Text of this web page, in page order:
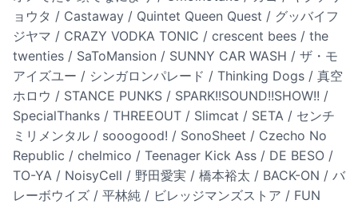
ョウタ / Castaway / Quintet Queen Quest / グッバイフ
ジヤマ / CRAZY VODKA TONIC / crescent bees / the
twenties / SaToMansion / SUNNY CAR WASH / ザ・モ
アイズユー / シンガロンパレード / Thinking Dogs / 真空
ホロウ / STANCE PUNKS / SPARK!!SOUND!!SHOW!! /
SpecialThanks / THREEOUT / Slimcat / SETA / センチ
ミリメンタル / sooogood! / SonoSheet / Czecho No
Republic / chelmico / Teenager Kick Ass / DE BESO /
TO-YA / NoisyCell / 野田愛実 / 橋本裕太 / BACK-ON / バ
レーボウイズ / 平林純 / ビレッジマンズストア / FUN